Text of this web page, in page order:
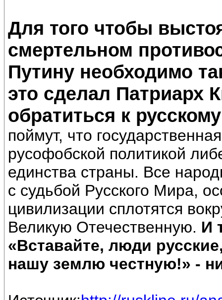
Для того чтобы
смертельном
Путину необходимо
это сделал Патриарх
обратиться к
поймут, что
русофобской политикой
единства страны. Все
с судьбой Русского Мира,
цивилизации сплотятся
Великую Отечественную. И
«Вставайте, люди
нашу землю честную!» -